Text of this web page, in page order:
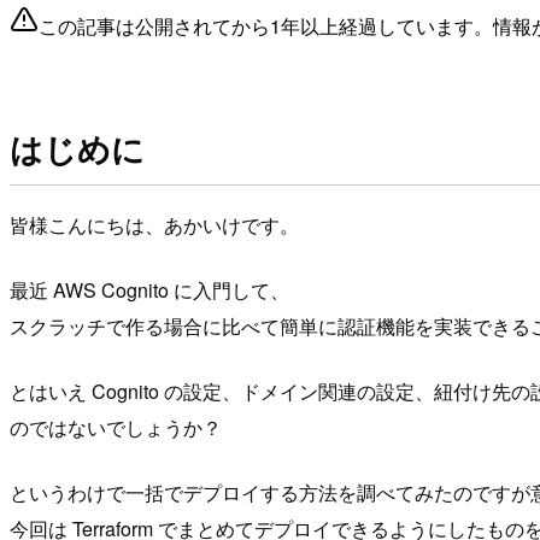
この記事は公開されてから1年以上経過しています。情
はじめに
皆様こんにちは、あかいけです。
最近 AWS Cognito に入門して、
スクラッチで作る場合に比べて簡単に認証機能を実装できる
とはいえ Cognito の設定、ドメイン関連の設定、紐付け先
のではないでしょうか？
というわけで一括でデプロイする方法を調べてみたのです
今回は Terraform でまとめてデプロイできるようにしたもの